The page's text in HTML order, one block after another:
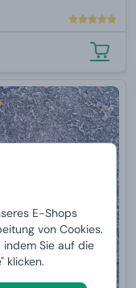
E-Shops
von Cookies.
indem Sie auf die
klicken.